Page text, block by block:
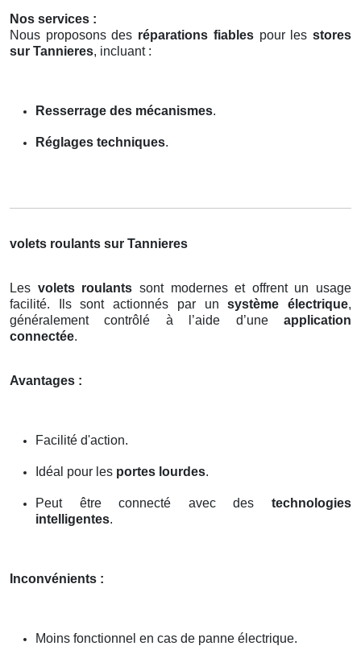
Nos services :
Nous proposons des réparations fiablespour lesstores
sur Tannieres, incluant :
Resserrage des mécanismes.
Réglages techniques.
volets roulants sur Tannieres
Les volets roulants sont modernes et offrent un usage
facilité. Ils sont actionnés par unsystème électrique,
généralement contrôlé à l’aide d’une application
connectée.
Avantages :
Facilité d'action.
Idéal pour les portes lourdes.
Peut être connecté avec des technologies
intelligentes.
Inconvénients :
Moins fonctionnel en cas de panne électrique.